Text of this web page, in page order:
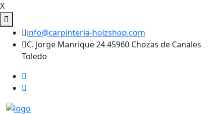
X
info@carpinteria-holzshop.com
C. Jorge Manrique 24 45960 Chozas de Canales
Toledo